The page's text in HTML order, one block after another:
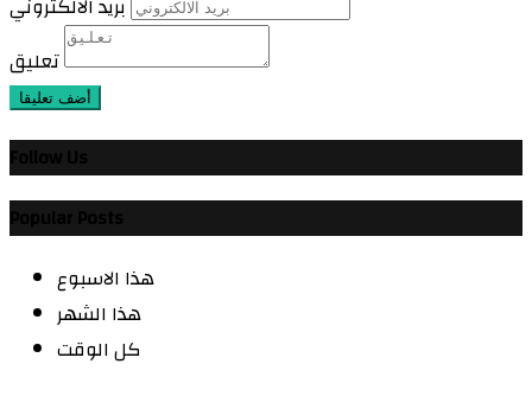
تعليق
أضف تعليقا
هذا الاسبوع
هذا الشهر
كل الوقت